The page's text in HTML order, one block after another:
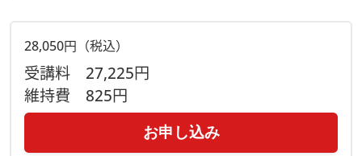
28,050円（税込）
受講料 27,225円
維持費 825円
お申し込み